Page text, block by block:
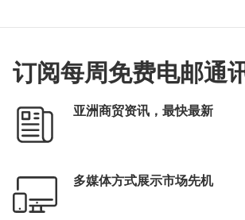
订阅每周免费电邮通
亚洲商贸资讯，最快最新
多媒体方式展示市场先机